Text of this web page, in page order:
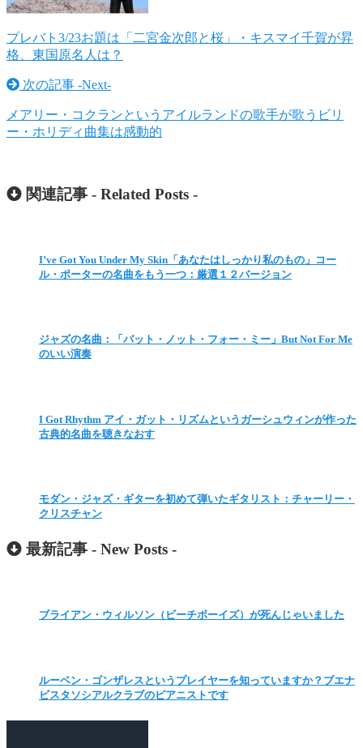
プレバト3/23お題は「二宮金次郎と桜」・キスマイ千賀が昇
格、東国原名人は？
次の記事 -Next-
メアリー・コクランというアイルランドの歌手が歌うビリ
ー・ホリディ曲集は感動的
関連記事 - Related Posts -
I’ve Got You Under My Skin「あなたはしっかり私のもの」コー
ル・ポーターの名曲をもう一つ：厳選１２バージョン
ジャズの名曲：「バット・ノット・フォー・ミー」But Not For Me
のいい演奏
I Got Rhythm アイ・ガット・リズムというガーシュウィンが作った
古典的名曲を聴きなおす
モダン・ジャズ・ギターを初めて弾いたギタリスト：チャーリー・
クリスチャン
最新記事 - New Posts -
ブライアン・ウィルソン（ビーチボーイズ）が死んじゃいました
ルーベン・ゴンザレスというプレイヤーを知っていますか？ブエナ
ビスタソシアルクラブのピアニストです